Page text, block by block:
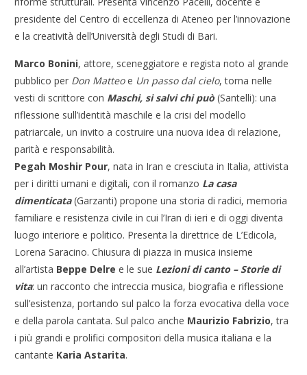
presidente del Centro di eccellenza di Ateneo per l’innovazione
e la creatività dell’Università degli Studi di Bari.
Marco Bonini, attore, sceneggiatore e regista noto al grande
pubblico per Don Matteoe Un passo dal cielo, torna nelle
vesti di scrittore con Maschi, si salvi chi può (Santelli): una
riflessione sull’identità maschile e la crisi del modello
patriarcale, un invito a costruire una nuova idea di relazione,
parità e responsabilità.
Pegah Moshir Pour, nata in Iran e cresciuta in Italia, attivista
per i diritti umani e digitali, con il romanzo La casa
dimenticata(Garzanti) propone una storia di radici, memoria
familiare e resistenza civile in cui l’Iran di ieri e di oggi diventa
luogo interiore e politico. Presenta la direttrice de L’Edicola,
Lorena Saracino. Chiusura di piazza in musica insieme
all’artista Beppe Delre e le sue Lezioni di canto – Storie di
vita: un racconto che intreccia musica, biografia e riflessione
sull’esistenza, portando sul palco la forza evocativa della voce
e della parola cantata. Sul palco anche Maurizio Fabrizio, tra
i più grandi e prolifici compositori della musica italiana e la
cantante Karia Astarita.